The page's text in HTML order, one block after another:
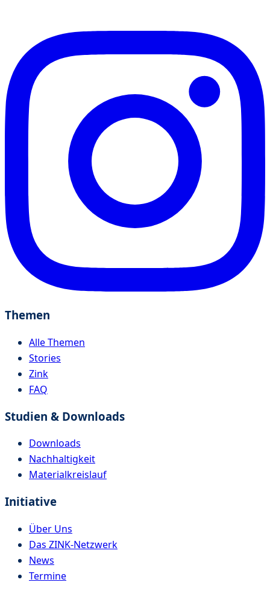
Themen
Alle Themen
Stories
Zink
FAQ
Studien & Downloads
Downloads
Nachhaltigkeit
Materialkreislauf
Initiative
Über Uns
Das ZINK-Netzwerk
News
Termine